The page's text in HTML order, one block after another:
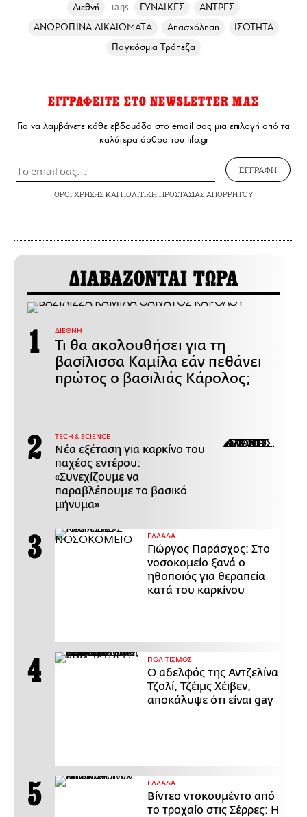
Διεθνή Tags ΓΥΝΑΙΚΕΣ
ΑΝΤΡΕΣ
ΑΝΘΡΩΠΙΝΑ ΔΙΚΑΙΩΜΑΤΑ
Απασχόληση
ΙΣΟΤΗΤΑ
Παγκόσμια Τράπεζα
ΕΓΓΡΑΦΕΙΤΕ ΣΤΟ NEWSLETTER ΜΑΣ
Για να λαμβάνετε κάθε εβδομάδα στο email σας μια επιλογή από τα
καλύτερα άρθρα του lifo.gr
ΕΓΓΡΑΦΗ
ΟΡΟΙ ΧΡΗΣΗΣΚΑΙ ΠΟΛΙΤΙΚΗ ΠΡΟΣΤΑΣΙΑΣ ΑΠΟΡΡΗΤΟΥ
ΔΙΑΒΑΖΟΝΤΑΙ ΤΩΡΑ
ΔΙΕΘΝΗ
Τι θα ακολουθήσει για τη
βασίλισσα Καμίλα εάν πεθάνει
πρώτος ο βασιλιάς Κάρολος;
ΤECH & SCIENCE
Νέα εξέταση για καρκίνο του
παχέος εντέρου:
«Συνεχίζουμε να
παραβλέπουμε το βασικό
μήνυμα»
ΕΛΛΑΔΑ
Γιώργος Παράσχος: Στο
νοσοκομείο ξανά ο
ηθοποιός για θεραπεία
κατά του καρκίνου
ΠΟΛΙΤΙΣΜΟΣ
Ο αδελφός της Αντζελίνα
Τζολί, Τζέιμς Χέιβεν,
αποκάλυψε ότι είναι gay
ΕΛΛΑΔΑ
Βίντεο ντοκουμέντο από
το τροχαίο στις Σέρρες: Η